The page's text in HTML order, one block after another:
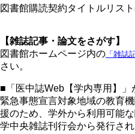
図書館購読契約タイトルリス
【雑誌記事・論文をさがす】
図書館ホームページ内の 「雑誌
さい。
■「医中誌Web【学内専用】」
緊急事態宣言対象地域の教育
援のため、学外から利用可能
学中央雑誌刊行会から発行さ